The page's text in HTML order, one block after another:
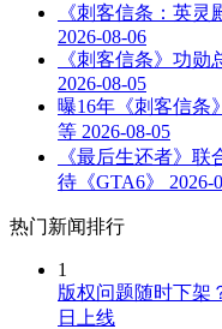
《刺客信条：英
2026-08-06
《刺客信条》功
2026-08-05
曝16年《刺客信条
等 2026-08-05
《最后生还者》
待《GTA6》
2026-
热门新闻排行
1
版权问题随时下架
日上线